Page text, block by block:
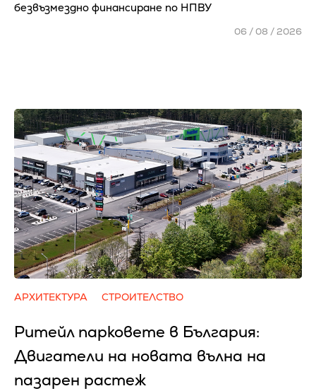
безвъзмездно финансиране по НПВУ
06 / 08 / 2026
АРХИТЕКТУРА СТРОИТЕЛСТВО
Ритейл парковете в България:
Двигатели на новата вълна на
пазарен растеж